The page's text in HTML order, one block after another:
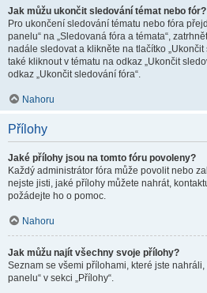
Jak můžu ukončit sledování témat nebo fór?
Pro ukončení sledování tématu nebo fóra
panelu“ na „Sledovaná fóra a témata“,
nadále sledovat a klikněte na tlačítko
také kliknout v tématu na odkaz „Ukončit
odkaz „Ukončit sledování fóra“.
Nahoru
Přílohy
Jaké přílohy jsou na tomto fóru povoleny?
Každý administrátor fóra může povolit nebo
nejste jisti, jaké přílohy můžete nahrát,
požádejte ho o pomoc.
Nahoru
Jak můžu najít všechny svoje přílohy?
Seznam se všemi přílohami, které jste
panelu“ v sekci „Přílohy“.